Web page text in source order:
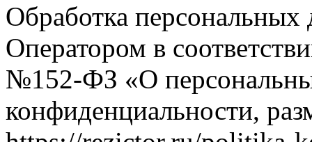
Обработка персональных
Оператором в
№152-ФЗ «О
конфиденциальности,